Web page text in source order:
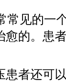
常见的一
愈的。患
患者还可